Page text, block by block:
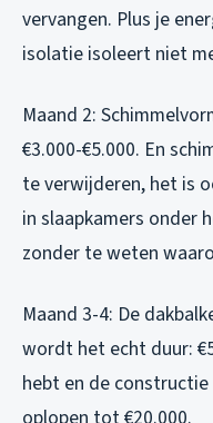
vervangen. Plus je
isolatie isoleert niet
Maand 2:
€3.000-€5.000. En
te verwijderen, het is
in slaapkamers onder
zonder te weten
Maand 3-4: De
wordt het echt duur:
hebt en de